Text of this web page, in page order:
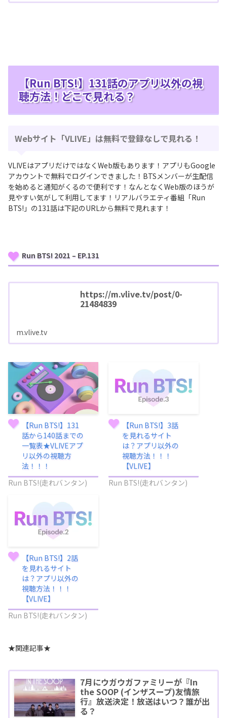
【Run BTS!】131話のアプリ以外の視
聴方法！どこで見れる？
Webサイト「VLIVE」は無料で登録なしで見れる！
VLIVEはアプリだけではなくWeb版もあります！アプリもGoogle
アカウントで無料でログインできました！BTSメンバーが生配信
を始めると通知がくるので便利です！なんとなくWeb版のほうが
見やすい気がして利用してます！リアルバラエティ番組「Run
BTS!」の131話は下記のURLから無料で見れます！
Run BTS! 2021 – EP.131
https://m.vlive.tv/post/0-
21484839
m.vlive.tv
【Run BTS!】131
話から140話までの
一覧表★VLIVEアプ
リ以外の視聴方
法！！！
Run BTS!(走れバンタン)
【Run BTS!】3話
を見れるサイト
は？アプリ以外の
視聴方法！！！
【VLIVE】
Run BTS!(走れバンタン)
【Run BTS!】2話
を見れるサイト
は？アプリ以外の
視聴方法！！！
【VLIVE】
Run BTS!(走れバンタン)
★関連記事★
7月にウガウガファミリーが『In
the SOOP (インザスープ)友情旅
行』放送決定！放送はいつ？誰が出
る？